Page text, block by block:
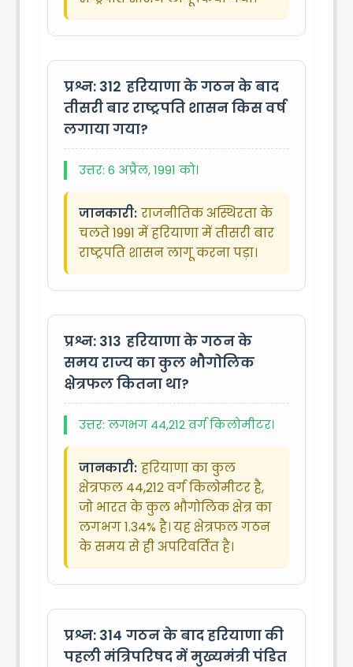
प्रश्न: 312 हरियाणा के गठन के बाद
तीसरी बार राष्ट्रपति शासन किस वर्ष
लगाया गया?
उत्तर: 6 अप्रैल, 1991 को।
जानकारी: राजनीतिक अस्थिरता के
चलते 1991 में हरियाणा में तीसरी बार
राष्ट्रपति शासन लागू करना पड़ा।
प्रश्न: 313 हरियाणा के गठन के
समय राज्य का कुल भौगोलिक
क्षेत्रफल कितना था?
उत्तर: लगभग 44,212 वर्ग किलोमीटर।
जानकारी: हरियाणा का कुल
क्षेत्रफल 44,212 वर्ग किलोमीटर है,
जो भारत के कुल भौगोलिक क्षेत्र का
लगभग 1.34% है। यह क्षेत्रफल गठन
के समय से ही अपरिवर्तित है।
प्रश्न: 314 गठन के बाद हरियाणा की
पहली मंत्रिपरिषद में मुख्यमंत्री पंडित